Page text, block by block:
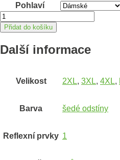
Pohlaví
Dámská
blůza
ARDON®REFIWAN®
šedá
Přidat do košíku
Další informace
Velikost 2XL, 3XL, 4XL,
Barva šedé odstíny
Reflexní prvky 1